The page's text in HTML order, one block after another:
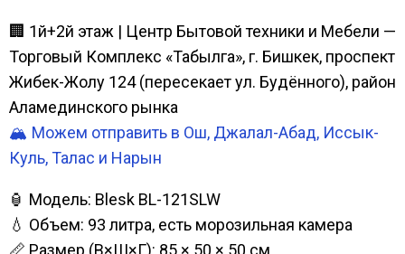
🏢 1й+2й этаж | Центр Бытовой техники и Мебели —
Торговый Комплекс «Табылга», г. Бишкек, проспект
Жибек-Жолу 124 (пересекает ул. Будённого), район
Аламединского рынка
🏔️ Можем отправить в Ош, Джалал-Абад, Иссык-
Куль, Талас и Нарын
🏮 Модель: Blesk BL-121SLW
💧 Объем: 93 литра, есть морозильная камера
📏 Размер (В×Ш×Г): 85 × 50 × 50 см